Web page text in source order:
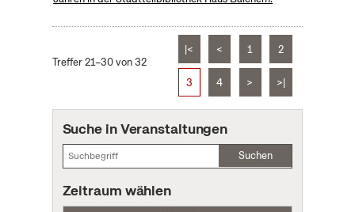
Treffer 21–30 von 32
|< < 1 2
3 4 > >|
Suche in Veranstaltungen
Suchen
Zeitraum wählen